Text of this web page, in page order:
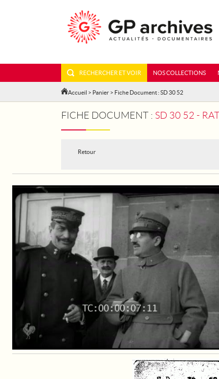
RECHERCHER ET VOIR NOS COLLECTIONS
Accueil > Panier > Fiche Document : SD 30 52
FICHE DOCUMENT : SD 30 52 -
Retour